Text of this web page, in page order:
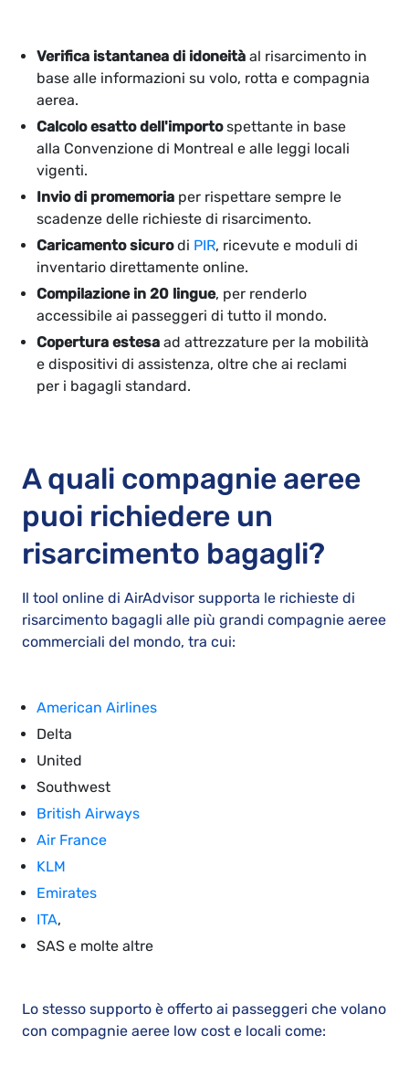
Verifica istantanea di idoneità al risarcimento in
base alle informazioni su volo, rotta e compagnia
aerea.
Calcolo esatto dell'importospettante in base
alla Convenzione di Montreal e alle leggi locali
vigenti.
Invio di promemoria per rispettare sempre le
scadenze delle richieste di risarcimento.
Caricamento sicurodi PIR, ricevute e moduli di
inventario direttamente online.
Compilazione in 20 lingue, per renderlo
accessibile ai passeggeri di tutto il mondo.
Copertura estesa ad attrezzature per la mobilità
e dispositivi di assistenza, oltre che ai reclami
per i bagagli standard.
A quali compagnie aeree
puoi richiedere un
risarcimento bagagli?
Il tool online di AirAdvisor supporta le richieste di
risarcimento bagagli alle più grandi compagnie aeree
commerciali del mondo, tra cui:
American Airlines
Delta
United
Southwest
British Airways
Air France
KLM
Emirates
ITA,
SAS e molte altre
Lo stesso supporto è offerto ai passeggeri che volano
con compagnie aeree low cost e locali come: